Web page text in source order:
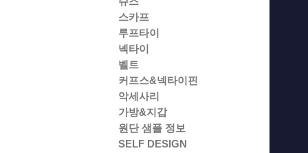
스카프
루프타이
넥타이
벨트
커프스&넥타이핀
악세사리
가방&지갑
원단 샘플 정보
SELF DESIGN